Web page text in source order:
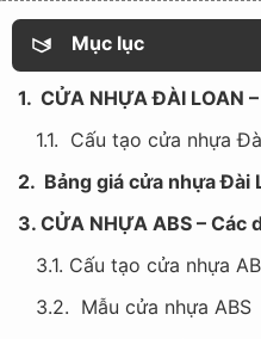
Mục lục
1. CỬA NHỰA ĐÀI LOAN
1.1. Cấu tạo cửa nhựa
2. Bảng giá cửa nhựa Đài
3. CỬA NHỰA ABS – Các
3.1. Cấu tạo cửa nhựa
3.2. Mẫu cửa nhựa ABS